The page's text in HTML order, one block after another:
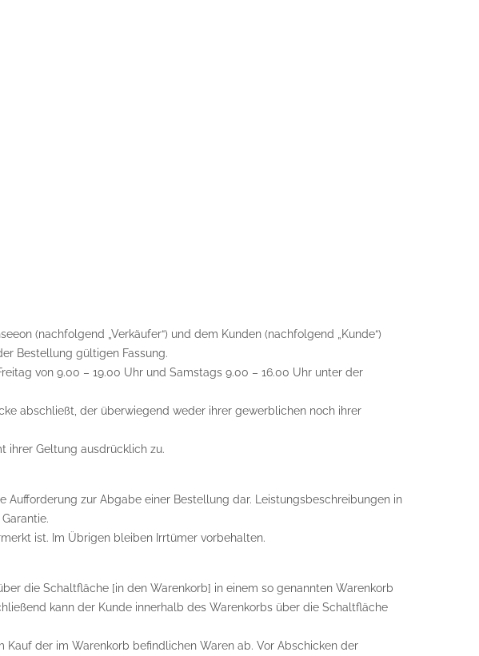
(nachfolgend „Verkäufer“) und dem Kunden (nachfolgend „Kunde“)
Bestellung gültigen Fassung.
von 9.00 – 19.00 Uhr und Samstags 9.00 – 16.00 Uhr unter der
abschließt, der überwiegend weder ihrer gewerblichen noch ihrer
ihrer Geltung ausdrücklich zu.
zur Abgabe einer Bestellung dar. Leistungsbeschreibungen in
ist. Im Übrigen bleiben Irrtümer vorbehalten.
die Schaltfläche [in den Warenkorb] in einem so genannten Warenkorb
kann der Kunde innerhalb des Warenkorbs über die Schaltfläche
der im Warenkorb befindlichen Waren ab. Vor Abschicken der